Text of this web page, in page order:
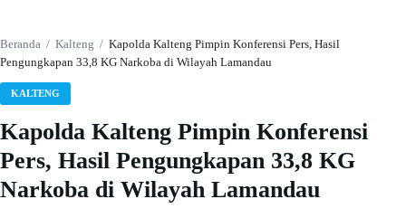
Beranda / Kalteng / Kapolda Kalteng Pimpin Konferensi Pers, Hasil
Pengungkapan 33,8 KG Narkoba di Wilayah Lamandau
KALTENG
Kapolda Kalteng Pimpin Konferensi
Pers, Hasil Pengungkapan 33,8 KG
Narkoba di Wilayah Lamandau